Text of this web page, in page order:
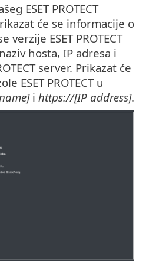
ESET PROTECT
će se informacije o
verzije ESET PROTECT
hosta, IP adresa i
server. Prikazat će
ESET PROTECT u
i https://[IP address].